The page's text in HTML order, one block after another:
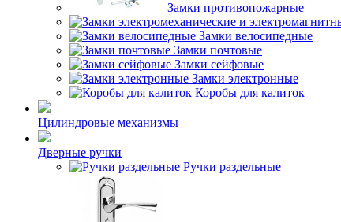
Замки противопожарные
Замки велосипедные
Замки почтовые
Замки сейфовые
Замки электронные
Коробы для калиток
Цилиндровые механизмы
Дверные ручки
Ручки раздельные